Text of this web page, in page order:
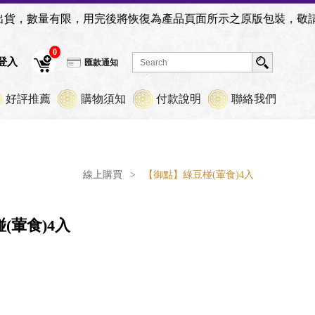
品頁面所示之原版包裝，敬請見諒。
入
0
匯款通知
好評推薦 購物須知 付款說明 聯絡我們
線上購買 > 【御點】綠豆椪(葷食)4入
(葷食)4入